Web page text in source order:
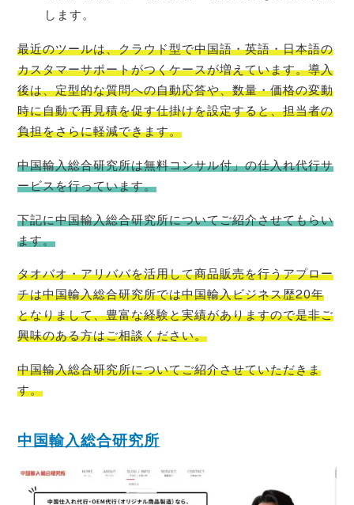
します。
最近のツールは、クラウド型で中国語・英語・日本語の
カスタマーサポートがつくケースが増えています。導入
後は、定型的な質問への自動応答や、数量・価格の変動
時に自動で再見積を促す仕掛けを設定すると、担当者の
負担をさらに軽減できます。
中国輸入総合研究所は無料コンサル付」の仕入れ代行サ
ービスを行っています。
下記に中国輸入総合研究所についてご紹介させてもらい
ます。
タオバオ・アリババを活用して商品販売を行うアプロー
チは中国輸入総合研究所では中国輸入ビジネス歴20年
となりまして、豊富な経験と実績がありますので是非ご
興味のある方はご相談ください。
中国輸入総合研究所についてご紹介させていただきま
す。
中国輸入総合研究所